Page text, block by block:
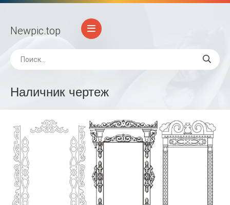
Newpic.top
Наличник чертеж